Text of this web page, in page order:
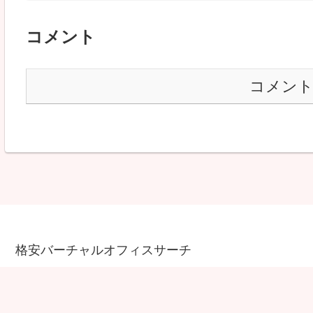
コメント
コメン
格安バーチャルオフィスサーチ